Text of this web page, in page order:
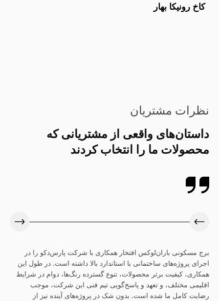
کاخ رونیکا بهار
نظرات مشتریان
داستان‌های واقعی از مشتریانی که
محصولات ما را انتخاب کردند
برج مسکونی باران‌لوکس افتخار همکاری با شرکت پارس‌دکو را در
اجرای پروژه‌های ساختمانی با استاندارد بالا داشته است. در طول این
همکاری، کیفیت برتر محصولات، تنوع گسترده رنگ‌ها، دوام در شرایط
اقلیمی مختلف، و تعهد و پاسخ‌گویی تیم فنی این شرکت، موجب
رضایت کامل ما شده است. بدون شک در پروژه‌های آینده نیز از